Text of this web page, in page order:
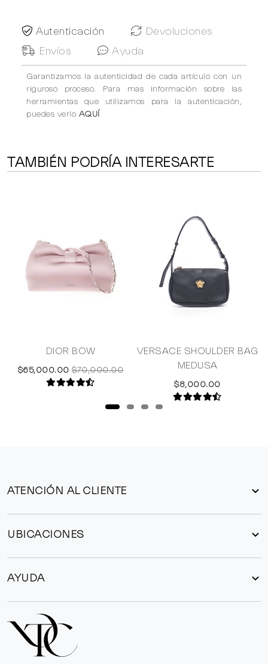
Autenticación
Devoluciones
Envíos
Ayuda
Garantizamos la autenticidad de cada artículo con un
riguroso proceso. Para mas información sobre las
herramientas que utilizamos para la autenticación,
puedes verlo AQUÍ
TAMBIÉN PODRÍA INTERESARTE
DIOR BOW
$65,000.00 $70,000.00
VERSACE SHOULDER BAG
MEDUSA
$8,000.00
ATENCIÓN AL CLIENTE
UBICACIONES
AYUDA